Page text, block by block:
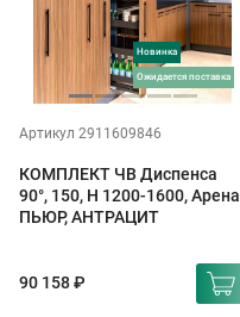
Новинка
ожидается поставка
Артикул 2911609846
КОМПЛЕКТ ЧВ Диспенса
90°, 150, H 1200-1600, Арена
ПЬЮР, АНТРАЦИТ
90 158 ₽